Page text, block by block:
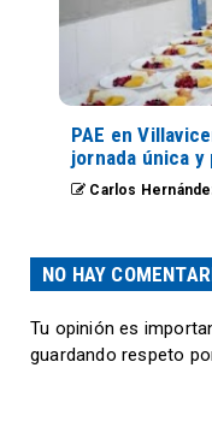
PAE en
jornada única
Carlos
NO HAY
Tu opinión es
guardando respeto